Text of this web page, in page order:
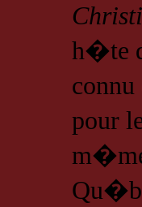
h�te
pour